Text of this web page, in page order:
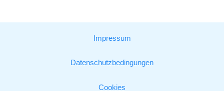
Impressum
Datenschutzbedingungen
Cookies